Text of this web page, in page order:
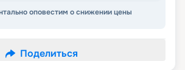
оповестим о снижении цены
Поделиться